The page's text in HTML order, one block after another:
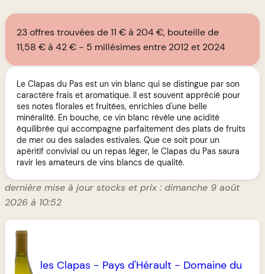
23 offres trouvées de 11 € à 204 €, bouteille de
11,58 € à 42 €
5 millésimes entre 2012 et 2024
Le Clapas du Pas est un vin blanc qui se distingue par son
caractère frais et aromatique. Il est souvent apprécié pour
ses notes florales et fruitées, enrichies d'une belle
minéralité. En bouche, ce vin blanc révèle une acidité
équilibrée qui accompagne parfaitement des plats de fruits
de mer ou des salades estivales. Que ce soit pour un
apéritif convivial ou un repas léger, le Clapas du Pas saura
ravir les amateurs de vins blancs de qualité.
dernière mise à jour stocks et prix : dimanche 9 août
2026 à 10:52
les Clapas - Pays d'Hérault - Domaine du